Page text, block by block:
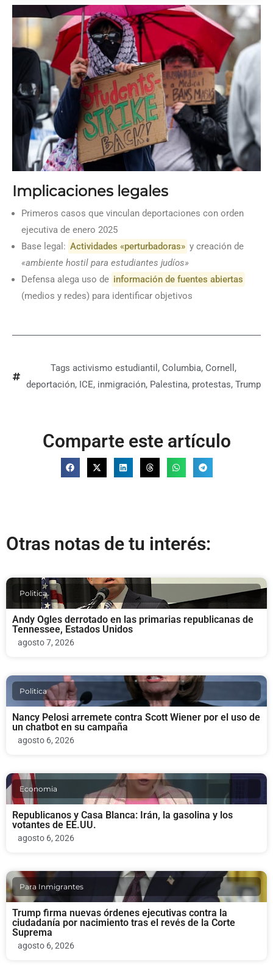
Implicaciones legales
Primeros casos que vinculan deportaciones con orden
ejecutiva de enero 2025
Base legal: Actividades «perturbadoras» y creación de
«ambiente hostil para estudiantes judíos»
Defensa alega uso de información de fuentes abiertas
(medios y redes) para identificar objetivos
Tags activismo estudiantil , Columbia, Cornell ,
deportación, ICE, inmigración, Palestina, protestas, Trump
Comparte este artículo
Otras notas de tu interés:
Politica
Andy Ogles derrotado en las primarias republicanas de
Tennessee, Estados Unidos
agosto 7, 2026
Politica
Nancy Pelosi arremete contra Scott Wiener por el uso de
un chatbot en su campaña
agosto 6, 2026
Economia
Republicanos y Casa Blanca: Irán, la gasolina y los
votantes de EE.UU.
agosto 6, 2026
Para Inmigrantes
Trump firma nuevas órdenes ejecutivas contra la
ciudadanía por nacimiento tras el revés de la Corte
Suprema
agosto 6, 2026